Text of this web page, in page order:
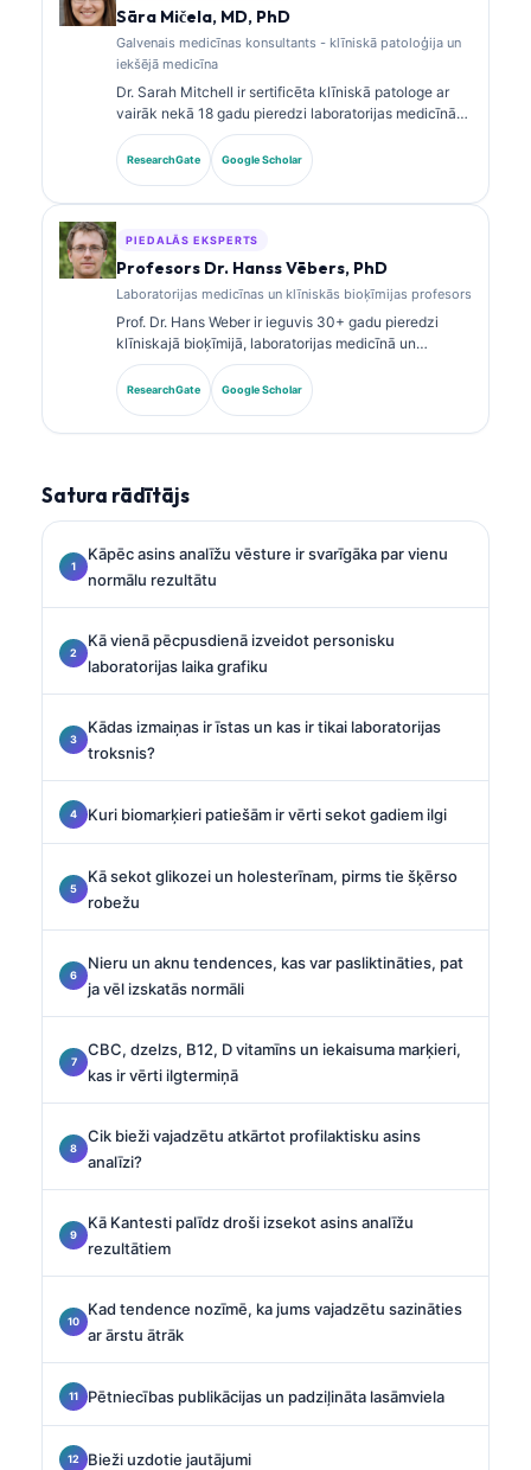
laboratorijas medicīnas jomā.
Sāra Mičela, MD, PhD
Galvenais medicīnas konsultants - klīniskā patoloģija un
iekšējā medicīna
Dr. Sarah Mitchell ir sertificēta klīniskā patologe ar
vairāk nekā 18 gadu pieredzi laboratorijas medicīnā
un diagnostikas analīzē. Viņai ir specializētas
sertifikācijas klīniskajā ķīmijā, un viņa plaši
publicējusi pētījumus par biomarķieru paneļiem un
ResearchGate Google Scholar
PIEDALĀS EKSPERTS
Profesors Dr. Hanss Vēbers, PhD
Laboratorijas medicīnas un klīniskās bioķīmijas profesors
Prof. Dr. Hans Weber ir ieguvis 30+ gadu pieredzi
klīniskajā bioķīmijā, laboratorijas medicīnā un
biomarķieru pētniecībā. Bijušais Vācijas Klīniskās
ķīmijas biedrības prezidents, viņš specializējas
diagnostikas paneļu analīzē, biomarķieru
ResearchGate Google Scholar
Satura rādītājs
Kāpēc asins analīžu vēsture ir svarīgāka par vienu
normālu rezultātu
Kā vienā pēcpusdienā izveidot personisku
laboratorijas laika grafiku
Kādas izmaiņas ir īstas un kas ir tikai laboratorijas
troksnis?
Kuri biomarķieri patiešām ir vērti sekot gadiem ilgi
Kā sekot glikozei un holesterīnam, pirms tie šķērso
robežu
Nieru un aknu tendences, kas var pasliktināties, pat
ja vēl izskatās normāli
CBC, dzelzs, B12, D vitamīns un iekaisuma marķieri,
kas ir vērti ilgtermiņā
Cik bieži vajadzētu atkārtot profilaktisku asins
analīzi?
Kā Kantesti palīdz droši izsekot asins analīžu
rezultātiem
Kad tendence nozīmē, ka jums vajadzētu sazināties
ar ārstu ātrāk
Pētniecības publikācijas un padziļināta lasāmviela
Bieži uzdotie jautājumi